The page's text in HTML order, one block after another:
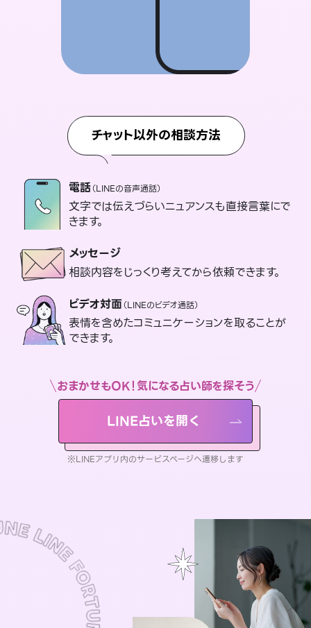
チャット以外の相談方法
電話（LINEの音声通話）
文字では伝えづらいニュアンスも直接言葉にで
きます。
メッセージ
相談内容をじっくり考えてから依頼できます。
ビデオ対面（LINEのビデオ通話）
表情を含めたコミュニケーションを取ることが
できます。
おまかせもOK！気になる占い師を探そう
LINE占いを開く
※LINEアプリ内のサービスページへ遷移します